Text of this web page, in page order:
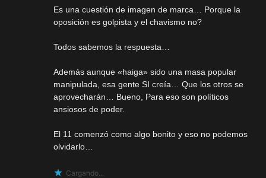
Es una cuestión de imagen de marca… Porque la
oposición es golpista y el chavismo no?
Todos sabemos la respuesta…
Además aunque «haiga» sido una masa popular
manipulada, esa gente SI creía… Que los otros se
aprovecharán… Bueno, Para eso son políticos
ansiosos de poder.
El 11 comenzó como algo bonito y eso no podemos
olvidarlo…
Cargando...